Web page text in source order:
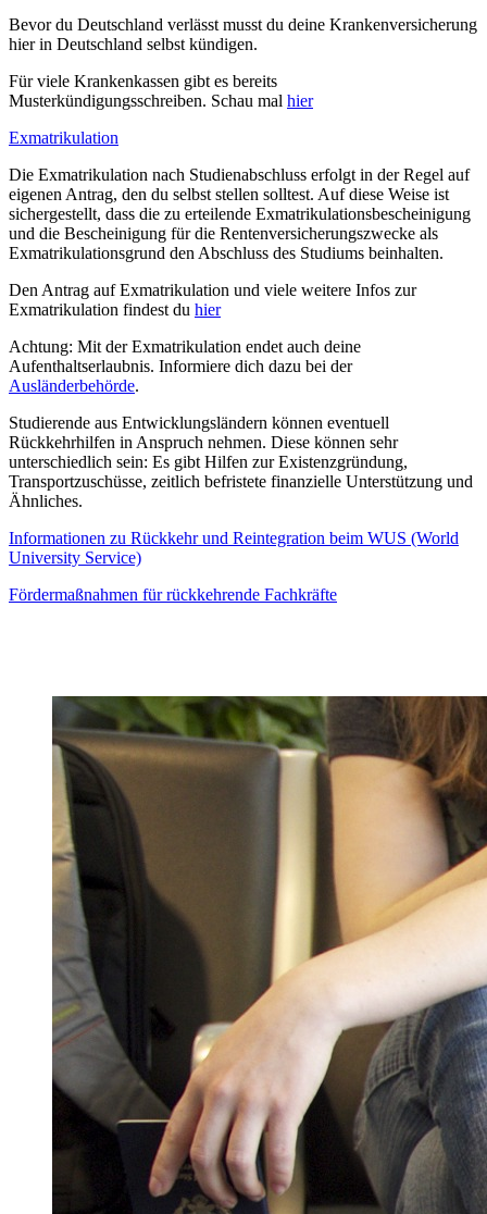
Bevor du Deutschland verlässt musst du deine Krankenversicherung
hier in Deutschland selbst kündigen.
Für viele Krankenkassen gibt es bereits
Musterkündigungsschreiben. Schau mal hier
Exmatrikulation
Die Exmatrikulation nach Studienabschluss erfolgt in der Regel auf
eigenen Antrag, den du selbst stellen solltest. Auf diese Weise ist
sichergestellt, dass die zu erteilende Exmatrikulationsbescheinigung
und die Bescheinigung für die Rentenversicherungszwecke als
Exmatrikulationsgrund den Abschluss des Studiums beinhalten.
Den Antrag auf Exmatrikulation und viele weitere Infos zur
Exmatrikulation findest du hier
Achtung: Mit der Exmatrikulation endet auch deine
Aufenthaltserlaubnis. Informiere dich dazu bei der
Ausländerbehörde.
Studierende aus Entwicklungsländern können eventuell
Rückkehrhilfen in Anspruch nehmen. Diese können sehr
unterschiedlich sein: Es gibt Hilfen zur Existenzgründung,
Transportzuschüsse, zeitlich befristete finanzielle Unterstützung und
Ähnliches.
Informationen zu Rückkehr und Reintegration beim WUS (World
University Service)
Fördermaßnahmen für rückkehrende Fachkräfte